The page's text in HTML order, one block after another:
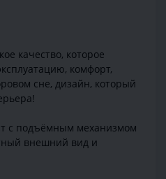
качество, которое
комфорт,
сне, дизайн, который
с подъёмным механизмом
внешний вид и